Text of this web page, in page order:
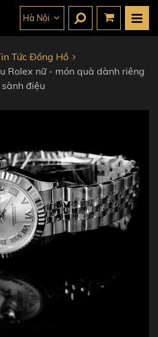
Hà Nội
Tức Đồng Hồ
Rolex nữ - món quà dành riêng
điệu